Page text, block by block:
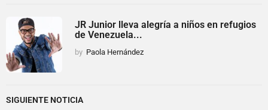
JR Junior lleva alegría a niños en refugios
de Venezuela...
by Paola Hernández
SIGUIENTE NOTICIA